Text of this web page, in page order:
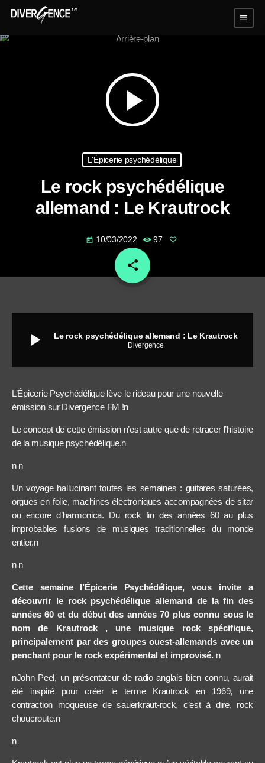
menu
play_arrow
L'Épicerie psychédélique
Le rock psychédélique
allemand : Le Krautrock
today 10/03/2022 97
share
email
play_arrow Le rock psychédélique allemand : Le Krautrock
Divergence
L’Épicerie Psychédélique lève le rideau pour une nouvelle
émission sur Divergence FM !n
Le concept de cette émission n’est autre que de retracer l’histoire
de la musique psychédélique.n
n n
Un voyage hallucinant toutes les semaines : guitares saturées,
orgues en folie, machines électroniques accompagnées de sitar
ou encore d’harmonica. Du rock fin des années 60 au plus
improbables fusions de musiques traditionnelles du monde
entier.n
n n
Cette semaine l’Épicerie Psychédélique, vous invite a
découvrir le rock psychédélique allemand de la fin des
années 60 et du début des années 70 plus connu sous le
nom de Krautrock , une musique rock spécifique,
principalement par des groupes ouest-allemands avec un
penchant pour le rock expérimental et improvisé. n
nJohn Peel, un présentateur de radio anglais bien connu, aurait
été inspiré pour créer le terme Krautrock en 1969, une
contraction moqueuse de sauerkraut-rock, c’est à dire, rock
choucroute.n
n